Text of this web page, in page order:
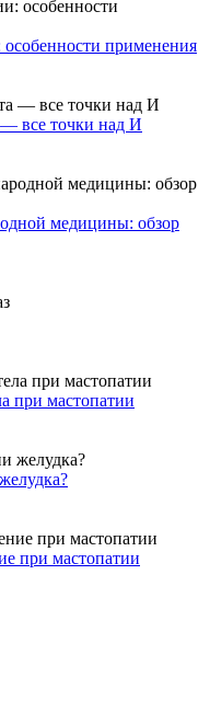
применения
— все точки над И
медицины: обзор
при мастопатии
при мастопатии